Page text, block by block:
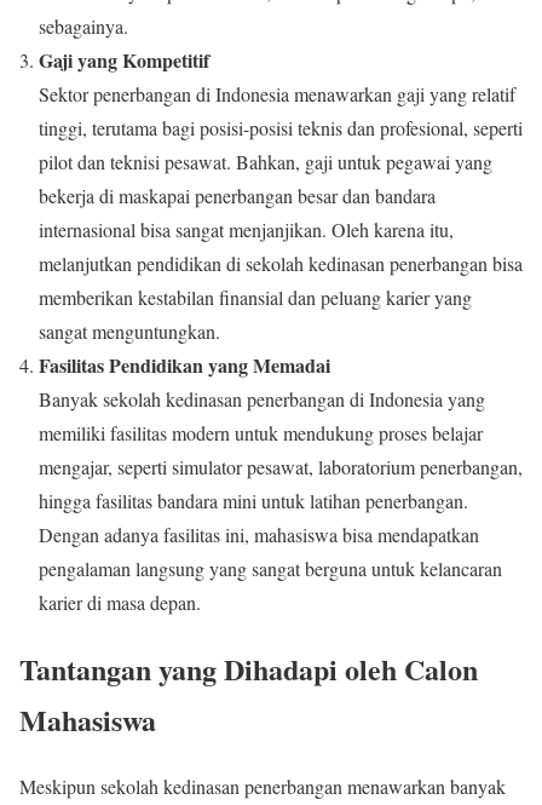
sebagainya.
Gaji yang Kompetitif
Sektor penerbangan di Indonesia menawarkan gaji yang relatif
tinggi, terutama bagi posisi-posisi teknis dan profesional, seperti
pilot dan teknisi pesawat. Bahkan, gaji untuk pegawai yang
bekerja di maskapai penerbangan besar dan bandara
internasional bisa sangat menjanjikan. Oleh karena itu,
melanjutkan pendidikan di sekolah kedinasan penerbangan bisa
memberikan kestabilan finansial dan peluang karier yang
sangat menguntungkan.
Fasilitas Pendidikan yang Memadai
Banyak sekolah kedinasan penerbangan di Indonesia yang
memiliki fasilitas modern untuk mendukung proses belajar
mengajar, seperti simulator pesawat, laboratorium penerbangan,
hingga fasilitas bandara mini untuk latihan penerbangan.
Dengan adanya fasilitas ini, mahasiswa bisa mendapatkan
pengalaman langsung yang sangat berguna untuk kelancaran
karier di masa depan.
Tantangan yang Dihadapi oleh Calon
Mahasiswa
Meskipun sekolah kedinasan penerbangan menawarkan banyak